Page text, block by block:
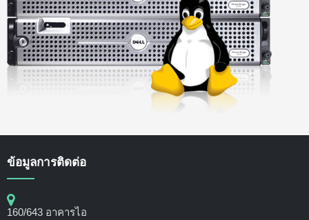
ข้อมูลการติดต่อ
160/643 อาคารไอ